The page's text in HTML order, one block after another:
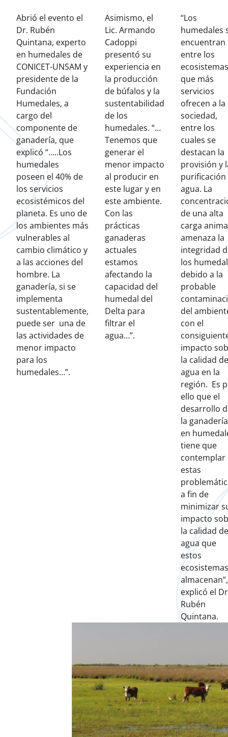
Abrió el evento el
Dr. Rubén
Quintana, experto
en humedales de
CONICET-UNSAM y
presidente de la
Fundación
Humedales, a
cargo del
componente de
ganadería, que
explicó “…..Los
humedales
poseen el 40% de
los servicios
ecosistémicos del
planeta. Es uno de
los ambientes más
vulnerables al
cambio climático y
a las acciones del
hombre. La
ganadería, si se
implementa
sustentablemente,
puede ser una de
las actividades de
menor impacto
para los
humedales…”.
Asimismo, el
Lic. Armando
Cadoppi
presentó su
experiencia en
la producción
de búfalos y la
sustentabilidad
de los
humedales. “…
Tenemos que
generar el
menor impacto
al producir en
este lugar y en
este ambiente.
Con las
prácticas
ganaderas
actuales
estamos
afectando la
capacidad del
humedal del
Delta para
filtrar el
agua…”.
“Los
humedales
encuentran
entre los
ecosistemas
que más
servicios
ofrecen a la
sociedad,
entre los
cuales se
destacan la
provisión y
purificación
agua. La
de una alta
carga
amenaza la
integridad
los
debido a la
probable
del
con el
impacto
la calidad
agua en la
región. Es
ello que el
desarrollo
la ganadería
en
tiene que
contemplar
estas
a fin de
minimizar
impacto
la calidad
agua que
estos
ecosistemas
almacenan”,
explicó el
Rubén
Quintana.